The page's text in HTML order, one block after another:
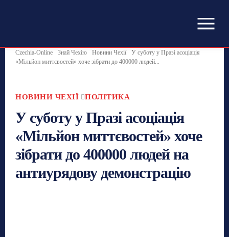
Czechia-Online Знай Чехію Новини Чехії
У суботу у Празі асоціація
«Мільйон миттєвостей» хоче зібрати до 400000 людей...
НОВИНИ ЧЕХІЇ ПОЛІТИКА
У суботу у Празі асоціація
«Мільйон миттєвостей» хоче
зібрати до 400000 людей на
антиурядову демонстрацію